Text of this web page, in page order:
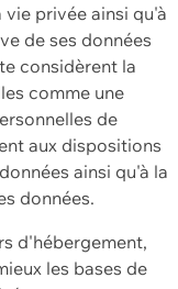
privée ainsi qu'à
de ses données
considèrent la
comme une
de
aux dispositions
ainsi qu'à la
données.
d'hébergement,
les bases de